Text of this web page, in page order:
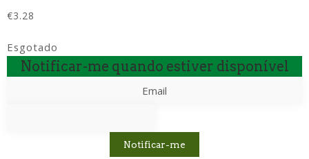
€3.28
Esgotado
Notificar-me quando estiver disponível
Notificar-me